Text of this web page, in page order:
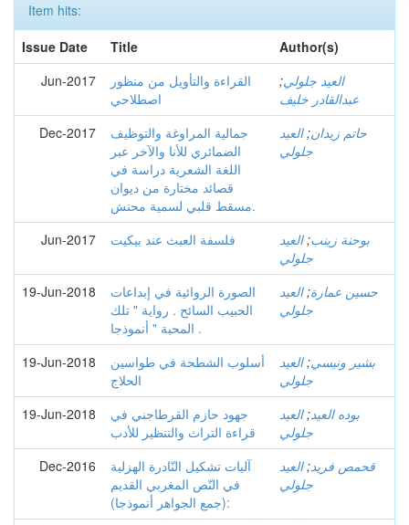
Item hits:
Issue Date
Title
Author(s)
Jun-2017
القراءة والتأويل من منظور
اصطلاحي
العيد جلولي;
عبدالقادر خليف
Dec-2017
جمالية المراوغة والتوظيف
الضمائري للأنا والآخر عبر
اللغة الشعرية دراسة في
قصائد مختارة من ديوان
مسقط قلبي لسمية محنش.
حاتم زيدان;العيد
جلولي
Jun-2017 فلسفة العبث عند بيكيت بوحنة زينب;العيد
جلولي
19-Jun-2018
الصورة الروائية في إبداعات
الحبيب السائح . رواية " تلك
المحبة " أنموذجا .
حسين عمارة;العيد
جلولي
19-Jun-2018
أسلوب الشطحة في طواسين
الحلاج
بشير ونيسي;العيد
جلولي
19-Jun-2018
جهود حازم القرطاجني في
قراءة التراث والتنظير للأدب
بوده العيد;العيد
جلولي
Dec-2016
آليات تشكيل النّادرة الهزلية
في النّص المغربي القديم
(جمع الجواهر أنموذجا):
قحمص فريد;العيد
جلولي